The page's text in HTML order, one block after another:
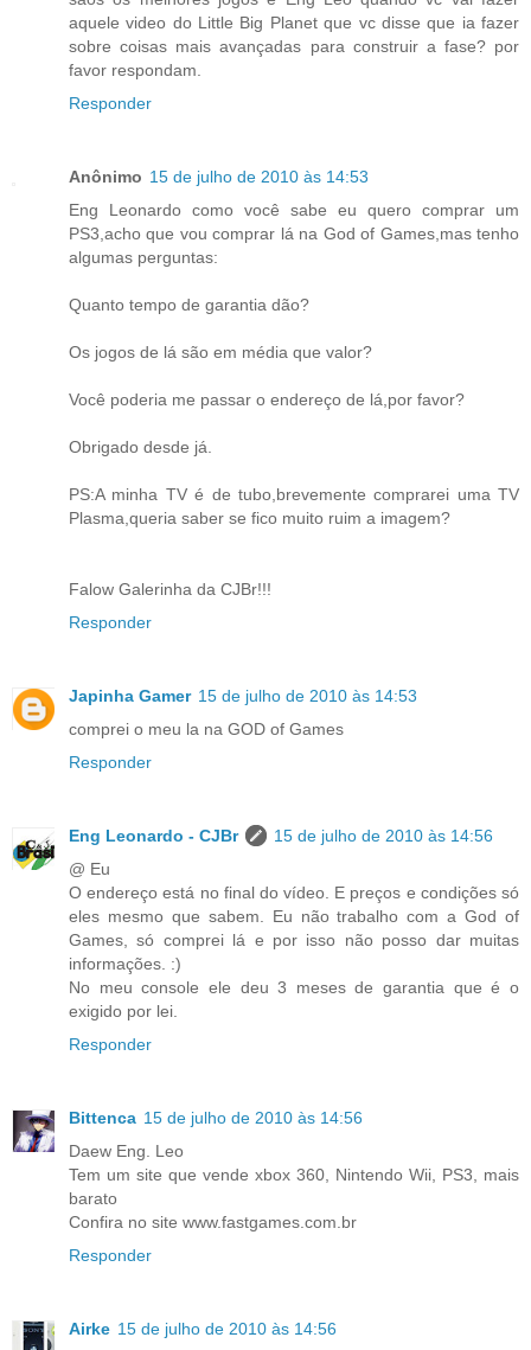
aquele video do Little Big Planet que vc disse que ia fazer
sobre coisas mais avançadas para construir a fase? por
favor respondam.
Responder
Anônimo 15 de julho de 2010 às 14:53
Eng Leonardo como você sabe eu quero comprar um
PS3,acho que vou comprar lá na God of Games,mas tenho
algumas perguntas:
Quanto tempo de garantia dão?
Os jogos de lá são em média que valor?
Você poderia me passar o endereço de lá,por favor?
Obrigado desde já.
PS:A minha TV é de tubo,brevemente comprarei uma TV
Plasma,queria saber se fico muito ruim a imagem?
Falow Galerinha da CJBr!!!
Responder
Japinha Gamer 15 de julho de 2010 às 14:53
comprei o meu la na GOD of Games
Responder
Eng Leonardo - CJBr
15 de julho de 2010 às 14:56
@ Eu
O endereço está no final do vídeo. E preços e condições só
eles mesmo que sabem. Eu não trabalho com a God of
Games, só comprei lá e por isso não posso dar muitas
informações. :)
No meu console ele deu 3 meses de garantia que é o
exigido por lei.
Responder
Bittenca 15 de julho de 2010 às 14:56
Daew Eng. Leo
Tem um site que vende xbox 360, Nintendo Wii, PS3, mais
barato
Confira no site www.fastgames.com.br
Responder
Airke 15 de julho de 2010 às 14:56